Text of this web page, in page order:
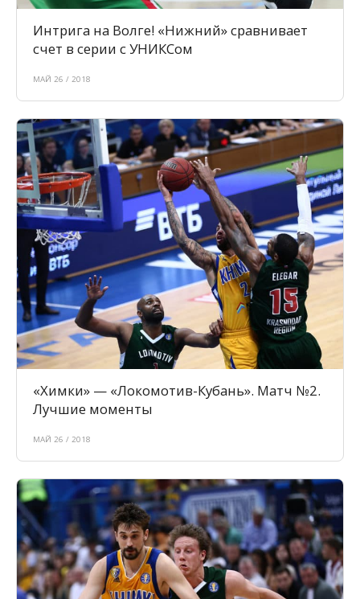
Интрига на Волге! «Нижний» сравнивает
счет в серии с УНИКСом
МАЙ 26 / 2018
«Химки» — «Локомотив-Кубань». Матч №2.
Лучшие моменты
МАЙ 26 / 2018